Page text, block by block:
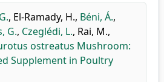
, El-Ramady, H., Béni, Á.,
G., Czeglédi, L., Rai, M.,
ostreatus Mushroom:
Supplement in Poultry